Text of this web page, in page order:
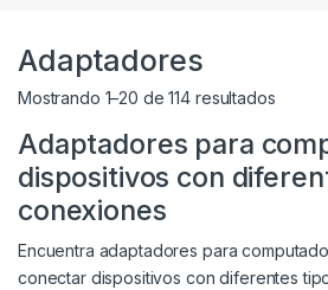
Adaptadores
Mostrando 1–20 de 114 resultados
Adaptadores para
dispositivos con
conexiones
Encuentra adaptadores para
conectar dispositivos con diferentes